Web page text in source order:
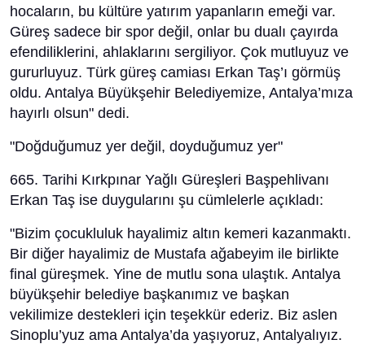
hocaların, bu kültüre yatırım yapanların emeği var.
Güreş sadece bir spor değil, onlar bu dualı çayırda
efendiliklerini, ahlaklarını sergiliyor. Çok mutluyuz ve
gururluyuz. Türk güreş camiası Erkan Taş’ı görmüş
oldu. Antalya Büyükşehir Belediyemize, Antalya’mıza
hayırlı olsun" dedi.
"Doğduğumuz yer değil, doyduğumuz yer"
665. Tarihi Kırkpınar Yağlı Güreşleri Başpehlivanı
Erkan Taş ise duygularını şu cümlelerle açıkladı:
"Bizim çocukluluk hayalimiz altın kemeri kazanmaktı.
Bir diğer hayalimiz de Mustafa ağabeyim ile birlikte
final güreşmek. Yine de mutlu sona ulaştık. Antalya
büyükşehir belediye başkanımız ve başkan
vekilimize destekleri için teşekkür ederiz. Biz aslen
Sinoplu’yuz ama Antalya’da yaşıyoruz, Antalyalıyız.